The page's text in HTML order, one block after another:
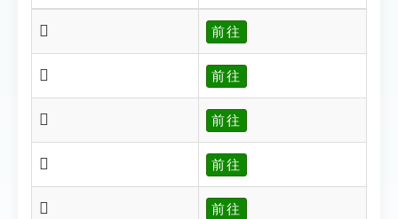
𠛑 前往
𠛒 前往
𠛓 前往
𠛔 前往
𠛕 前往